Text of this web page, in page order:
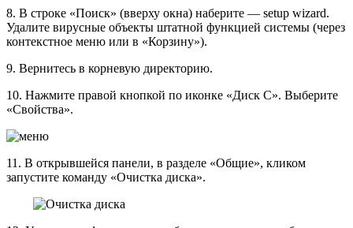
8. В строке «Поиск» (вверху окна) наберите — setup wizard.
Удалите вирусные объекты штатной функцией системы (через
контекстное меню или в «Корзину»).
9. Вернитесь в корневую директорию.
10. Нажмите правой кнопкой по иконке «Диск C». Выберите
«Свойства».
11. В открывшейся панели, в разделе «Общие», кликом
запустите команду «Очистка диска».